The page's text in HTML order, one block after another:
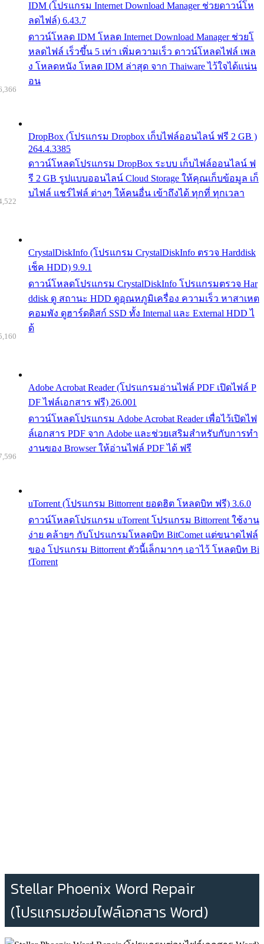
IDM (โปรแกรม Internet Download Manager ช่วยดาวน์โห
ลดไฟล์) 6.43.7
ดาวน์โหลด IDM โหลด Internet Download Manager ช่วยโ
หลดไฟล์ เร็วขึ้น 5 เท่า เพิ่มความเร็ว ดาวน์โหลดไฟล์ เพล
ง โหลดหนัง โหลด IDM ล่าสุด จาก Thaiware ไว้ใจได้แน่น
อน
DropBox (โปรแกรม Dropbox เก็บไฟล์ออนไลน์ ฟรี 2 GB )
264.4.3385
ดาวน์โหลดโปรแกรม DropBox ระบบ เก็บไฟล์ออนไลน์ ฟ
รี 2 GB รูปแบบออนไลน์ Cloud Storage ให้คุณเก็บข้อมูล เก็
บไฟล์ แชร์ไฟล์ ต่างๆ ให้คนอื่น เข้าถึงได้ ทุกที่ ทุกเวลา
CrystalDiskInfo (โปรแกรม CrystalDiskInfo ตรวจ Harddisk
เช็ค HDD) 9.9.1
ดาวน์โหลดโปรแกรม CrystalDiskInfo โปรแกรมตรวจ Har
ddisk ดู สถานะ HDD ดูอุณหภูมิเครื่อง ความเร็ว หาสาเหต
คอมพัง ดูฮาร์ดดิสก์ SSD ทั้ง Internal และ External HDD ไ
ด้
Adobe Acrobat Reader (โปรแกรมอ่านไฟล์ PDF เปิดไฟล์ P
DF ไฟล์เอกสาร ฟรี) 26.001
ดาวน์โหลดโปรแกรม Adobe Acrobat Reader เพื่อไว้เปิดไฟ
ล์เอกสาร PDF จาก Adobe และช่วยเสริมสำหรับกับการทำ
งานของ Browser ให้อ่านไฟล์ PDF ได้ ฟรี
uTorrent (โปรแกรม Bittorrent ยอดฮิต โหลดบิท ฟรี) 3.6.0
ดาวน์โหลดโปรแกรม uTorrent โปรแกรม Bittorrent ใช้งาน
ง่าย คล้ายๆ กับโปรแกรมโหลดบิท BitComet แต่ขนาดไฟล์
ของ โปรแกรม Bittorrent ตัวนี้เล็กมากๆ เอาไว้ โหลดบิท Bi
tTorrent
Stellar Phoenix Word Repair
(โปรแกรมซ่อมไฟล์เอกสาร Word)